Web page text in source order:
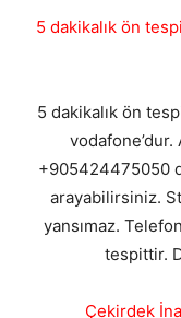
5 dakikalık ön
5 dakikalık ön
vodafone’dur.
+905424475050
arayabilirsiniz.
yansımaz.
tespittir.
Çekirdek